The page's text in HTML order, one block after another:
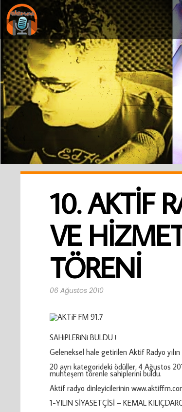
10. AKTİF
VE
TÖRENİ
06 Ağustos 2010
SAHiPLERiNi BULDU !
Geleneksel hale getirilen Aktif Radyo
20 ayrı kategorideki ödüller, 4 Ağustos
muhteşem törenle sahiplerini buldu.
Aktif radyo dinleyicilerinin
1-YILIN SİYASETÇİSİ – KEMAL